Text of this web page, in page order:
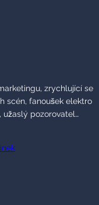
zrychlující se
scén, fanoušek elektro
užaslý pozorovatel…